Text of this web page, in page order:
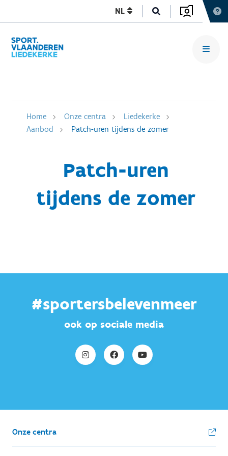
NL
Home Onze centra
Liedekerke
Aanbod
Patch-uren tijdens de zomer
Patch-uren
tijdens de zomer
#sportersbelevenmeer
ook op sociale media
Onze centra